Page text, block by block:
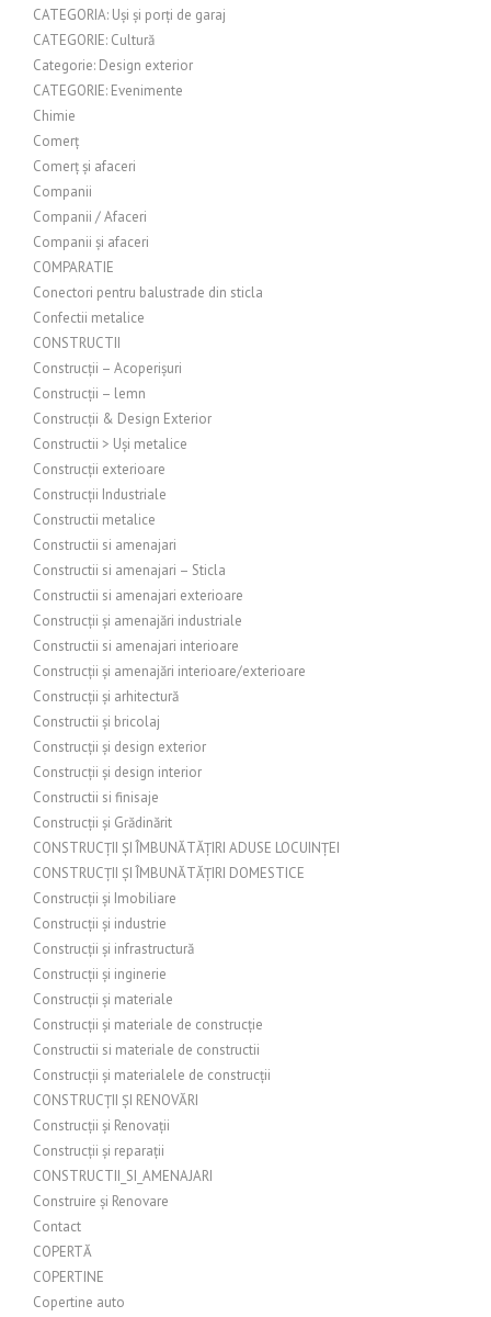
CATEGORIA: Uși și porți de garaj
CATEGORIE: Cultură
Categorie: Design exterior
CATEGORIE: Evenimente
Chimie
Comerț
Comerț și afaceri
Companii
Companii / Afaceri
Companii și afaceri
COMPARATIE
Conectori pentru balustrade din sticla
Confectii metalice
CONSTRUCTII
Construcții – Acoperișuri
Construcții – lemn
Construcții & Design Exterior
Constructii > Uși metalice
Construcții exterioare
Construcții Industriale
Constructii metalice
Constructii si amenajari
Constructii si amenajari – Sticla
Constructii si amenajari exterioare
Construcții și amenajări industriale
Constructii si amenajari interioare
Construcții și amenajări interioare/exterioare
Construcții și arhitectură
Constructii și bricolaj
Construcții și design exterior
Construcții și design interior
Constructii si finisaje
Construcții și Grădinărit
CONSTRUCȚII ȘI ÎMBUNĂTĂȚIRI ADUSE LOCUINȚEI
CONSTRUCȚII ȘI ÎMBUNĂTĂȚIRI DOMESTICE
Construcții și Imobiliare
Construcții și industrie
Construcții și infrastructură
Construcții și inginerie
Construcții și materiale
Construcții și materiale de construcție
Constructii si materiale de constructii
Construcții și materialele de construcții
CONSTRUCȚII ȘI RENOVĂRI
Construcții și Renovații
Construcții și reparații
CONSTRUCTII_SI_AMENAJARI
Construire și Renovare
Contact
COPERTĂ
COPERTINE
Copertine auto